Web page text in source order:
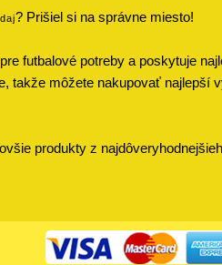
? Prišiel si na správne miesto!
futbalové potreby a poskytuje
takže môžete nakupovať najlepší
produkty z